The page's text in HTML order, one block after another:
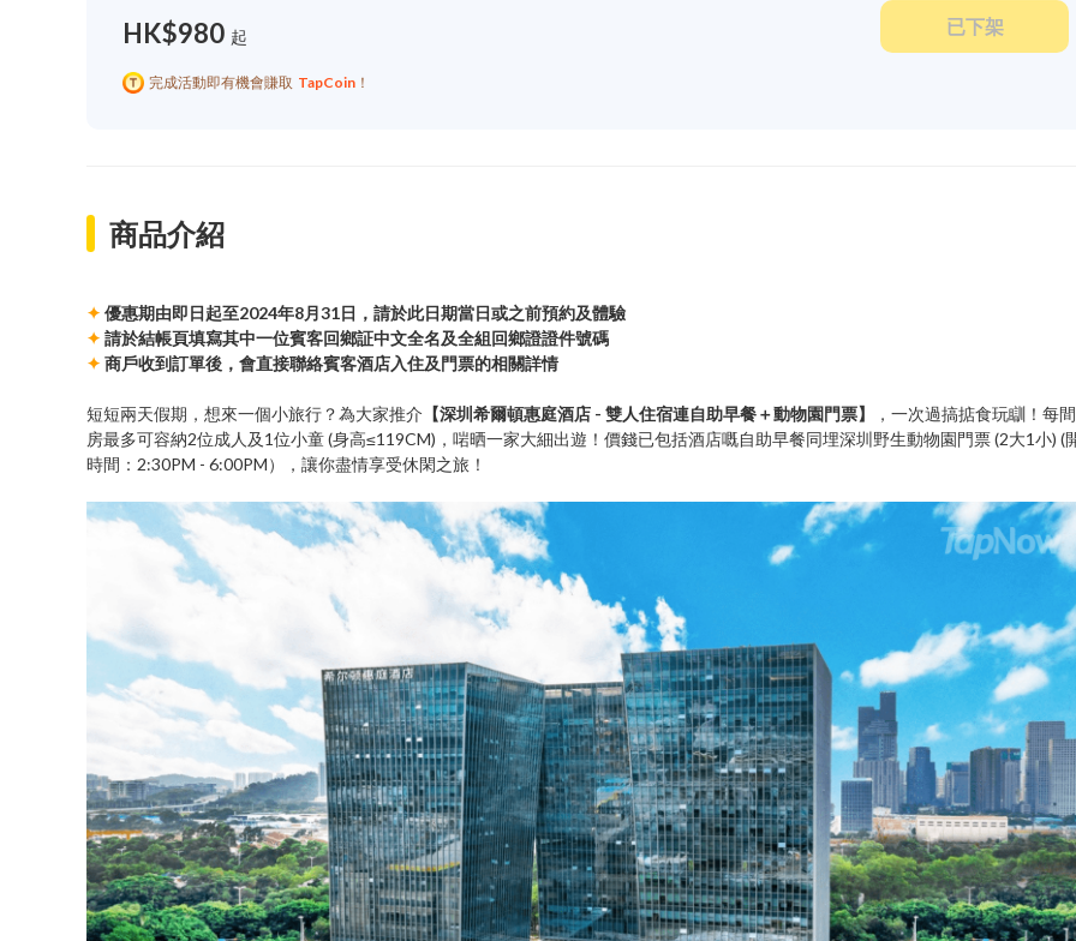
HK$980 起 已下架
完成活動即有機會賺取 TapCoin ！
商品介紹
✦ 優惠期由即日起至2024年8月31日，請於此日期當日或之前預約及體驗
✦ 請於結帳頁填寫其中一位賓客回鄉証中文全名及全組回鄉證證件號碼
✦ 商戶收到訂單後，會直接聯絡賓客酒店入住及門票的相關詳情
短短兩天假期，想來一個小旅行？為大家推介 【深圳希爾頓惠庭酒店 - 雙人住宿連自助早餐＋動物園門票】
，一次過搞掂食玩瞓！每
房最多可容納2位成人及1位小童 (身高≤119CM)，啱晒一家大細出遊！價錢已包括酒店嘅自助早餐同埋深圳野生動物園門票 (2大1小) (
時間：2:30PM - 6:00PM），讓你盡情享受休閑之旅！